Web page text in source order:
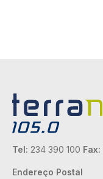
Tel: 234 390 100 Fax:
Endereço Postal